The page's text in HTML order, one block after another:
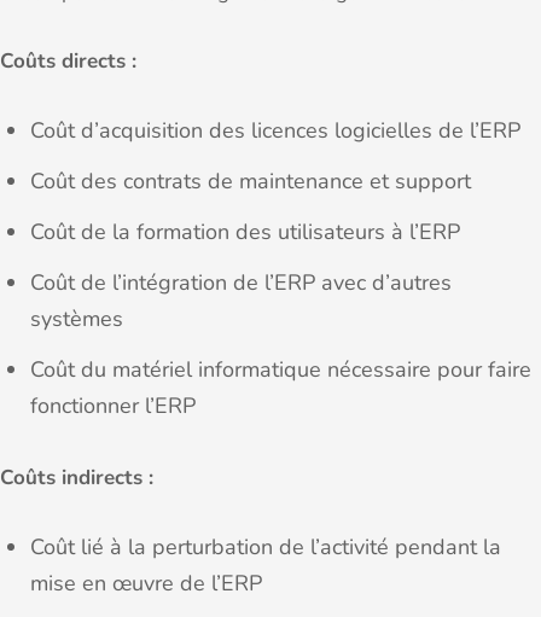
Coûts directs :
Coût d’acquisition des licences logicielles de l’ERP
Coût des contrats de maintenance et support
Coût de la formation des utilisateurs à l’ERP
Coût de l’intégration de l’ERP avec d’autres
systèmes
Coût du matériel informatique nécessaire pour faire
fonctionner l’ERP
Coûts indirects :
Coût lié à la perturbation de l’activité pendant la
mise en œuvre de l’ERP